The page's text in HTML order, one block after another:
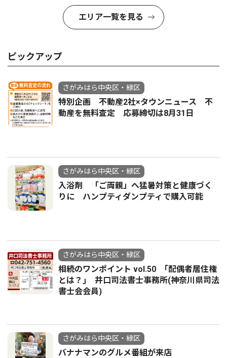
エリア一覧を見る
ピックアップ
さがみはら中央区・緑区
特別企画 不動産2社×タウンニュース 不
動産を無料査定 応募締切は8月31日
さがみはら中央区・緑区
入浴剤 「ご両親」へ猛暑対策と健康づく
りに ハンプティダンプティで購入可能
さがみはら中央区・緑区
相続のワンポイント vol.50 ｢配偶者居住権
とは？｣ 井口司法書士事務所(神奈川県司法
書士会会員)
さがみはら中央区・緑区
バナナマンのグルメ番組が来店